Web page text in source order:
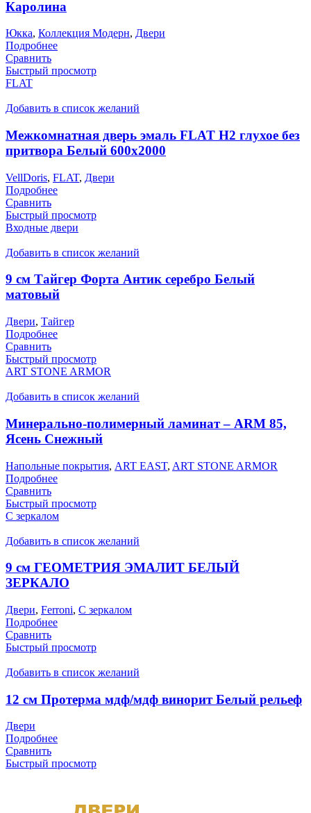
Каролина
Юкка, Коллекция Модерн, Двери
Подробнее
Сравнить
Быстрый просмотр
FLAT
Добавить в список желаний
Межкомнатная дверь эмаль FLAT H2 глухое без
притвора Белый 600х2000
VellDoris, FLAT, Двери
Подробнее
Сравнить
Быстрый просмотр
Входные двери
Добавить в список желаний
9 см Тайгер Форта Антик серебро Белый
матовый
Двери, Тайгер
Подробнее
Сравнить
Быстрый просмотр
ART STONE ARMOR
Добавить в список желаний
Минерально-полимерный ламинат – ARM 85,
Ясень Снежный
Напольные покрытия, ART EAST, ART STONE ARMOR
Подробнее
Сравнить
Быстрый просмотр
С зеркалом
Добавить в список желаний
9 см ГЕОМЕТРИЯ ЭМАЛИТ БЕЛЫЙ
ЗЕРКАЛО
Двери, Ferroni, С зеркалом
Подробнее
Сравнить
Быстрый просмотр
Добавить в список желаний
12 см Протерма мдф/мдф винорит Белый рельеф
Двери
Подробнее
Сравнить
Быстрый просмотр